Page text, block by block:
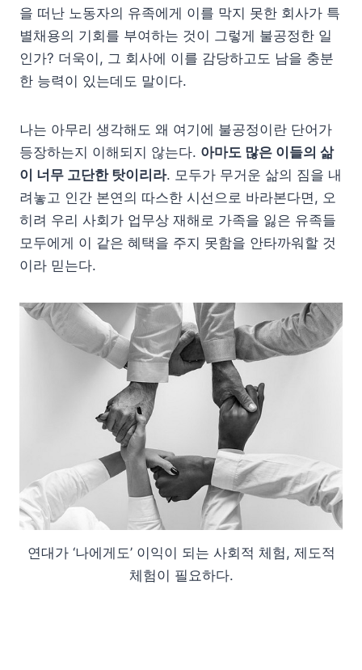
을 떠난 노동자의 유족에게 이를 막지 못한 회사가 특
별채용의 기회를 부여하는 것이 그렇게 불공정한 일
인가? 더욱이, 그 회사에 이를 감당하고도 남을 충분
한 능력이 있는데도 말이다.
나는 아무리 생각해도 왜 여기에 불공정이란 단어가
등장하는지 이해되지 않는다. 아마도 많은 이들의 삶
이 너무 고단한 탓이리라. 모두가 무거운 삶의 짐을 내
려놓고 인간 본연의 따스한 시선으로 바라본다면, 오
히려 우리 사회가 업무상 재해로 가족을 잃은 유족들
모두에게 이 같은 혜택을 주지 못함을 안타까워할 것
이라 믿는다.
연대가 ‘나에게도’ 이익이 되는 사회적 체험, 제도적
체험이 필요하다.